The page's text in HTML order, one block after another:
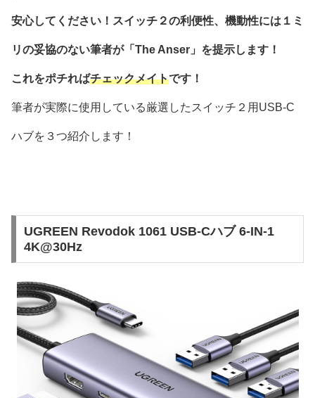
安心してください！スイッチ２の利便性、機動性には１ミ
リの妥協のない筆者が「The Anser」を提示します！
これをポチればチェックメイトです！
筆者が実際に使用している厳選したスイッチ２用USB-C
ハブを３つ紹介します！
UGREEN Revodok 1061 USB-Cハブ 6-IN-1
4K@30Hz